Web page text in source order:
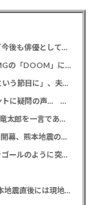
【祝】及川光博 一般女性との結婚と妻の妊娠を発表「今後も俳優としてミッチーとして精進」
尾上松也「八つ墓村」 主題歌はB’z松本孝弘率いるTMGの「DOOM」に決定、メインビジュアル＆本予告編も解禁
【祝】高木由梨奈アナ 第1子妊娠を発表「結婚2周年という節目に」、夫は岸田タツヤ
元TBS 山本里菜アナ 「感覚がわからない」離婚コメントに疑問の声… シャンパンタワーの超豪華式も結婚生活は4年半で終止符
M!LK 曽野舜太 「仮面ライダーゼッツ」初共演の今井竜太郎を一言であらわすと「大きいゴールデンレトリバー
堂本光一＆井上芳雄 帝劇の名曲を歌うアリーナツアー開幕、熊本地震の募金箱も設置「ステージから元気を届けられる形になれば」
高橋文哉 「ブルーロック」初日を迎え喜び「この日をゴールのように突っ走ってきた」
中居正広氏 「ひそかに被災地支援」か？ 2016年の熊本地震直後には現地で炊き出し 親友・松本人志の闘病に心を痛め、頻繁に連絡も